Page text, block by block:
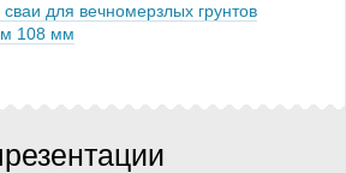
для вечномерзлых грунтов
108 мм